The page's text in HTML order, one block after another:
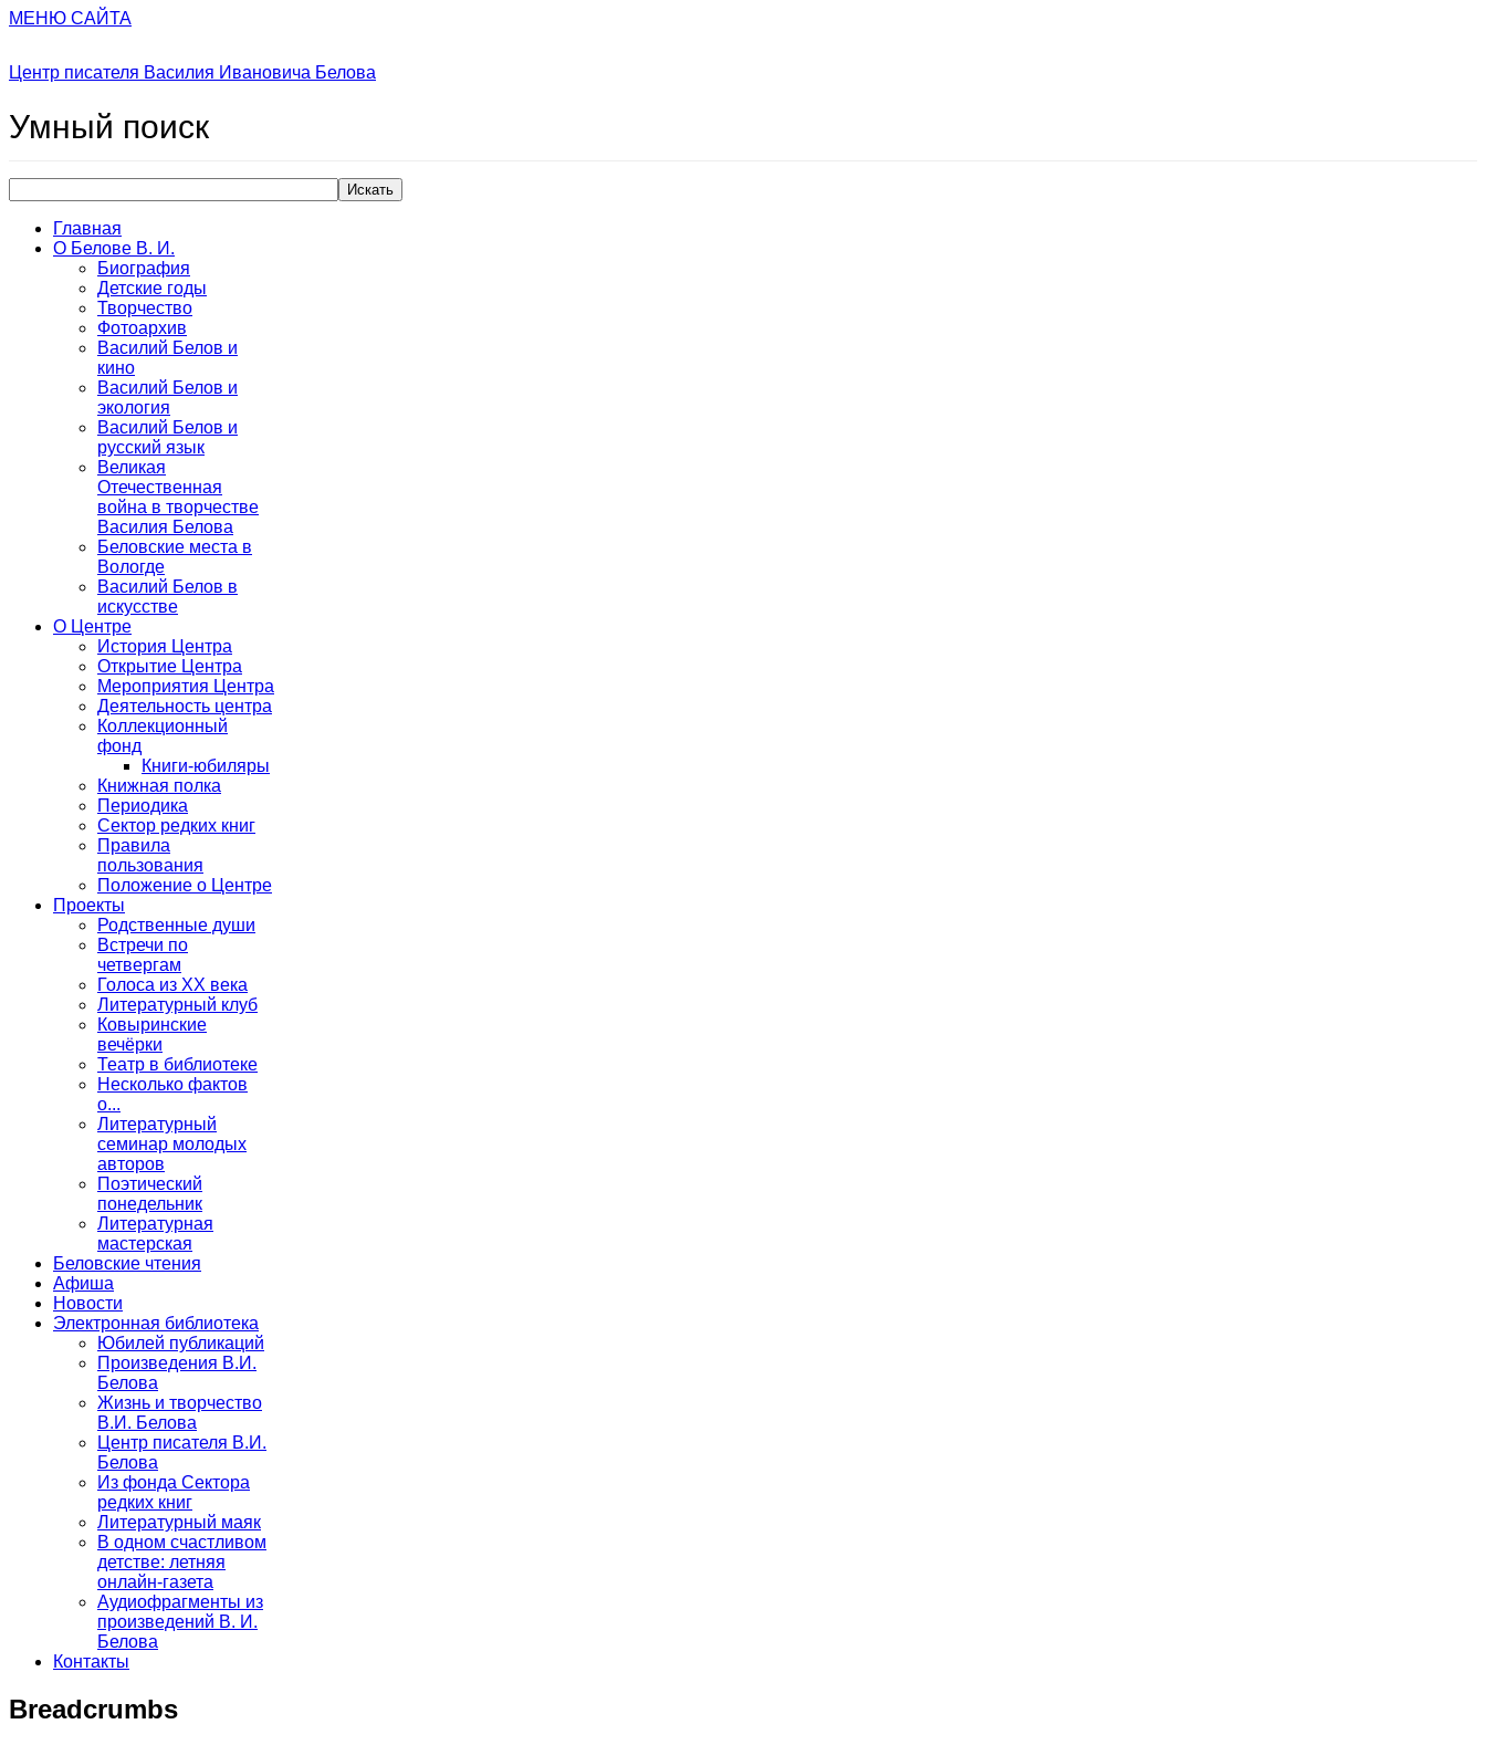
МЕНЮ САЙТА
Центр писателя Василия Ивановича Белова
Умный поиск
Искать
Главная
О Белове В. И.
Биография
Детские годы
Творчество
Фотоархив
Василий Белов и
кино
Василий Белов и
экология
Василий Белов и
русский язык
Великая
Отечественная
война в творчестве
Василия Белова
Беловские места в
Вологде
Василий Белов в
искусстве
О Центре
История Центра
Открытие Центра
Мероприятия Центра
Деятельность центра
Коллекционный
фонд
Книги-юбиляры
Книжная полка
Периодика
Сектор редких книг
Правила
пользования
Положение о Центре
Проекты
Родственные души
Встречи по
четвергам
Голоса из ХХ века
Литературный клуб
Ковыринские
вечёрки
Театр в библиотеке
Несколько фактов
о...
Литературный
семинар молодых
авторов
Поэтический
понедельник
Литературная
мастерская
Беловские чтения
Афиша
Новости
Электронная библиотека
Юбилей публикаций
Произведения В.И.
Белова
Жизнь и творчество
В.И. Белова
Центр писателя В.И.
Белова
Из фонда Сектора
редких книг
Литературный маяк
В одном счастливом
детстве: летняя
онлайн-газета
Аудиофрагменты из
произведений В. И.
Белова
Контакты
Breadcrumbs